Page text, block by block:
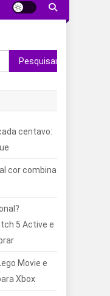
Pesquisar
por:
centavo:
cor combina
5 Active e
Movie e
Xbox